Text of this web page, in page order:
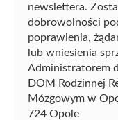
newslettera.
dobrowolności
poprawienia,
lub wniesienia
Administratorem
DOM Rodzinnej
Mózgowym w
724 Opole